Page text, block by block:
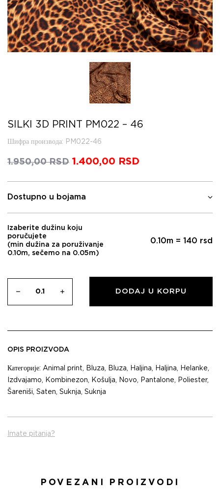
SILKI 3D PRINT PM022 – 46
Шифра производа: PM022-46
1.950,00RSD Оригинална
је
била:
1.400,00 RSD
је:
Dostupno u bojama
Izaberite dužinu koju
poručujete
(min dužina za poruživanje
0.10m, sečemo na 0.05m)
0.10m = 140 rsd
DODAJ U KORPU
OPIS PROIZVODA
Категорије: Animal print, Bluza, Bluza, Haljina, Haljina, Helanke,
Izdvajamo, Kombinezon, Košulja, Novo, Pantalone, Poliester,
Šareniši, Saten, Suknja, Suknja
Imate pitanja?
POVEZANI PROIZVODI